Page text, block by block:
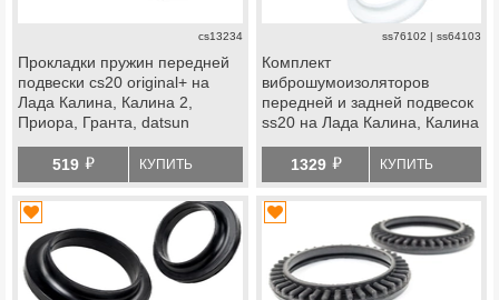
cs13234
Прокладки пружин передней
подвески cs20 original+ на
Лада Калина, Калина 2,
Приора, Гранта, datsun
519 й КУПИТЬ
ss76102 | ss64103
Комплект
виброшумоизоляторов
передней и задней подвесок
ss20 на Лада Калина, Калина
1329 й КУПИТЬ